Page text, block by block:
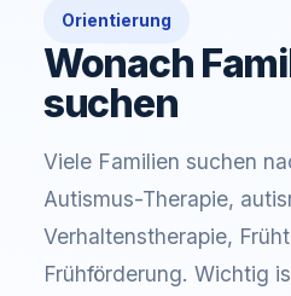
Orientierung
Wonach
suchen
Viele Familien suchen
Autismus-Therapie,
Verhaltenstherapie,
Frühförderung. Wichtig